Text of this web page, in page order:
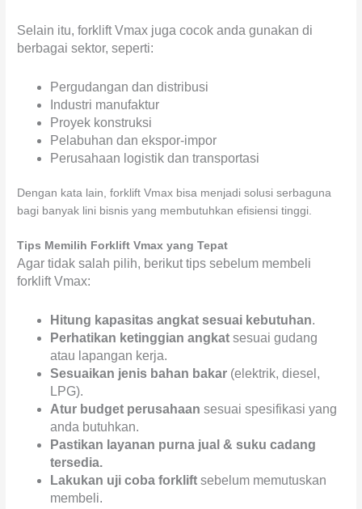
Selain itu, forklift Vmax juga cocok anda gunakan di
berbagai sektor, seperti:
Pergudangan dan distribusi
Industri manufaktur
Proyek konstruksi
Pelabuhan dan ekspor-impor
Perusahaan logistik dan transportasi
Dengan kata lain, forklift Vmax bisa menjadi solusi serbaguna
bagi banyak lini bisnis yang membutuhkan efisiensi tinggi.
Tips Memilih Forklift Vmax yang Tepat
Agar tidak salah pilih, berikut tips sebelum membeli
forklift Vmax:
Hitung kapasitas angkat sesuai kebutuhan.
Perhatikan ketinggian angkat sesuai gudang
atau lapangan kerja.
Sesuaikan jenis bahan bakar (elektrik, diesel,
LPG).
Atur budget perusahaan sesuai spesifikasi yang
anda butuhkan.
Pastikan layanan purna jual & suku cadang
tersedia.
Lakukan uji coba forklift sebelum memutuskan
membeli.